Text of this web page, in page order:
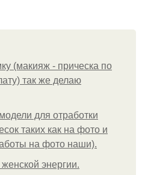
(макияж - прическа по
так же делаю
для отработки
таких как на фото и
на фото наши).
энергии.